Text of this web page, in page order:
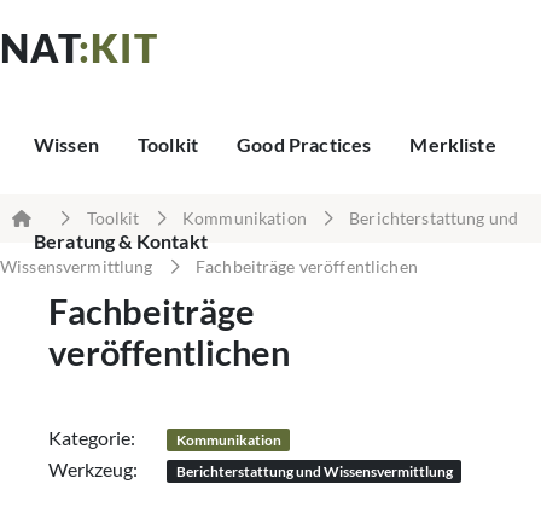
NAT:KIT
Wissen Toolkit Good Practices Merkliste
Beratung & Kontakt
Toolkit Kommunikation Berichterstattung und
Wissensvermittlung Fachbeiträge veröffentlichen
Fachbeiträge
veröffentlichen
Kategorie: Kommunikation
Werkzeug: Berichterstattung und Wissensvermittlung